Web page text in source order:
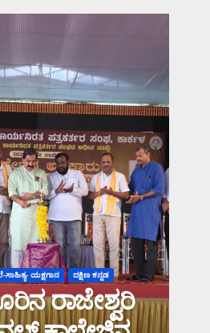
ಸಾಹಿತ್ಯ- ಯಕ್ಷಗಾನ ದಕ್ಷಿಣ ಕನ್ನಡ
ರಾಜೇಶ್ವರಿ